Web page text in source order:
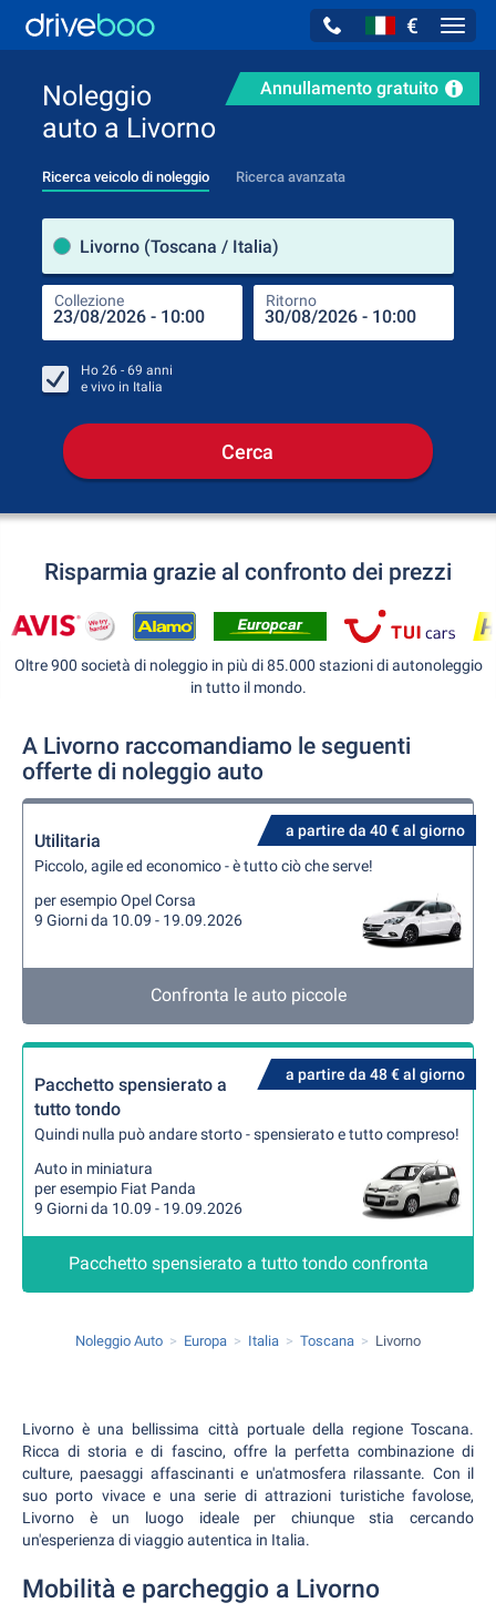
€
Annullamento gratuito
Noleggio
auto a Livorno
Ricerca veicolo di noleggio Ricerca avanzata
Livorno (Toscana / Italia)
Collezione Ritorno
Ho 26 - 69 anni
e vivo in Italia
Cerca
Risparmia grazie al confronto dei prezzi
Oltre 900 società di noleggio in più di 85.000 stazioni di autonoleggio
in tutto il mondo.
A Livorno raccomandiamo le seguenti
offerte di noleggio auto
a partire da 40 € al giorno
Utilitaria
Piccolo, agile ed economico - è tutto ciò che serve!
per esempio Opel Corsa
9 Giorni da 10.09 - 19.09.2026
Confronta le auto piccole
a partire da 48 € al giorno
Pacchetto spensierato a
tutto tondo
Quindi nulla può andare storto - spensierato e tutto compreso!
Auto in miniatura
per esempio Fiat Panda
9 Giorni da 10.09 - 19.09.2026
Pacchetto spensierato a tutto tondo confronta
Noleggio Auto Europa Italia Toscana Livorno
Livorno è una bellissima città portuale della regione Toscana.
Ricca di storia e di fascino, offre la perfetta combinazione di
culture, paesaggi affascinanti e un'atmosfera rilassante. Con il
suo porto vivace e una serie di attrazioni turistiche favolose,
Livorno è un luogo ideale per chiunque stia cercando
un'esperienza di viaggio autentica in Italia.
Mobilità e parcheggio a Livorno